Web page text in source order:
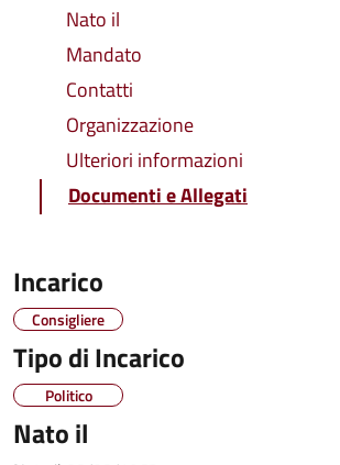
Nato il
Mandato
Contatti
Organizzazione
Ulteriori informazioni
Documenti e Allegati
Incarico
Consigliere
Tipo di Incarico
Politico
Nato il